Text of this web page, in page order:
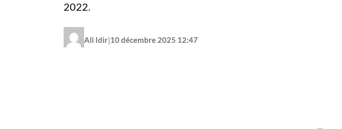
2022.
Ali Idir|10 décembre 2025 12:47